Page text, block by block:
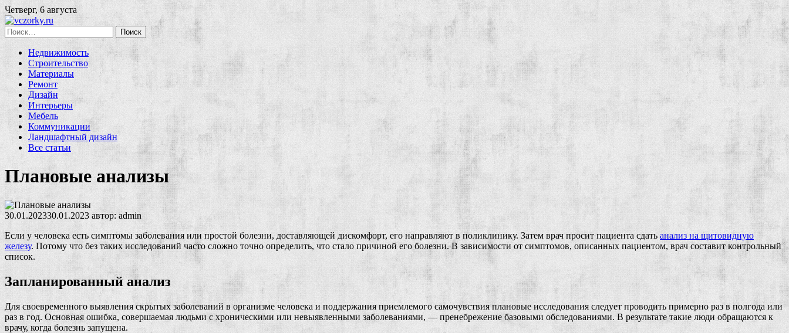
Четверг, 6 августа
Найти:
Недвижимость
Строительство
Материалы
Ремонт
Дизайн
Интерьеры
Мебель
Коммуникации
Ландшафтный дизайн
Все статьи
Плановые анализы
30.01.202330.01.2023 автор: admin
Если у человека есть симптомы заболевания или простой болезни, доставляющей дискомфорт, его направляют в поликлинику. Затем врач просит пациента сдать анализ на щитовидную
железу. Потому что без таких исследований часто сложно точно определить, что стало причиной его болезни. В зависимости от симптомов, описанных пациентом, врач составит контрольный
список.
Запланированный анализ
Для своевременного выявления скрытых заболеваний в организме человека и поддержания приемлемого самочувствия плановые исследования следует проводить примерно раз в полгода или
раз в год. Основная ошибка, совершаемая людьми с хроническими или невыявленными заболеваниями, — пренебрежение базовыми обследованиями. В результате такие люди обращаются к
врачу, когда болезнь запущена.